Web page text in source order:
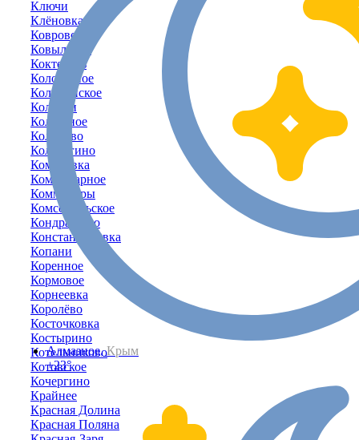
Алмазное,Крым
+23°
Ключи
Клёновка
Коврово
Ковыльное
Коктебель
Колодезное
Коломенское
Колоски
Колхозное
Кольцово
Кольчугино
Комаровка
Коммунарное
Коммунары
Комсомольское
Кондратьево
Константиновка
Копани
Коренное
Кормовое
Корнеевка
Королёво
Косточковка
Костырино
Котельниково
Котовское
Кочергино
Крайнее
Красная Долина
Красная Поляна